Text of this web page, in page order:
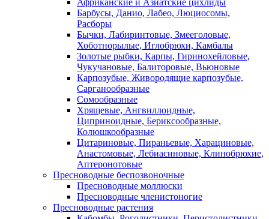
Африканские и Азиатские цихлиды
Барбусы, Данио, Лабео, Люциосомы,
Расборы
Бычки, Лабиринтовые, Змееголовые,
Хоботнорылые, Иглобрюхи, Камбалы
Золотые рыбки, Карпы, Гиринохейловые,
Чукучановые, Балиторовые, Вьюновые
Карпозубые, Живородящие карпозубые,
Сарганообразные
Сомообразные
Хрящевые, Ангвиллоидные,
Циприноидные, Бериксообразные,
Колюшкообразные
Цитариновые, Пираньевые, Харациновые,
Анастомовые, Лебиасиновые, Клинобрюхие,
Аптеронотовые
Пресноводные беспозвоночные
Пресноводные моллюски
Пресноводные членистоногие
Пресноводные растения